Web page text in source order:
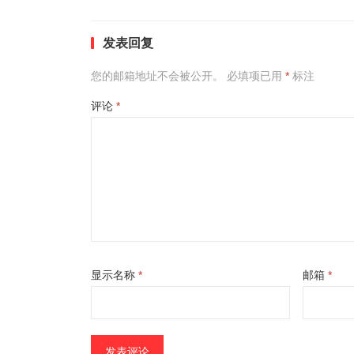
发表回复
您的邮箱地址不会被公开。 必填项已用 *标注
评论 *
显示名称 * 邮箱*